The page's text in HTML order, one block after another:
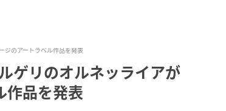
ジのアートラベル作品を発表
ゲリのオルネッライアが
作品を発表